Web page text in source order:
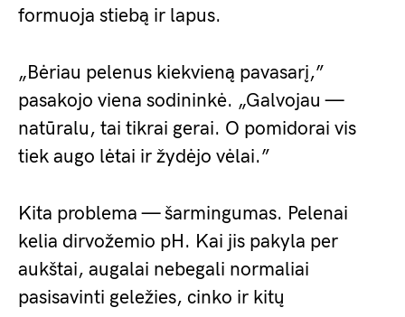
formuoja stiebą ir lapus.
„Bėriau pelenus kiekvieną pavasarį,”
pasakojo viena sodininkė. „Galvojau —
natūralu, tai tikrai gerai. O pomidorai vis
tiek augo lėtai ir žydėjo vėlai.”
Kita problema — šarmingumas. Pelenai
kelia dirvožemio pH. Kai jis pakyla per
aukštai, augalai nebegali normaliai
pasisavinti geležies, cinko ir kitų